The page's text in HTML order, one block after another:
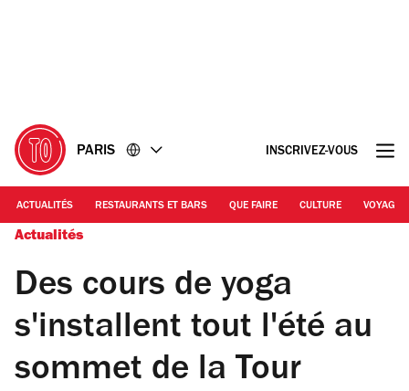
PARIS INSCRIVEZ-VOUS
ACTUALITÉS RESTAURANTS ET BARS QUE FAIRE CULTURE VOYAGE
Actualités
Des cours de yoga
s'installent tout l'été au
sommet de la Tour